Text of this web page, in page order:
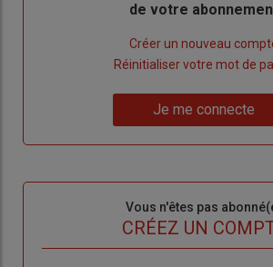
de votre
Créer un nouveau
de
Réinitialiser votre mot de
me
Je me connecte
Vous n'êtes pas
CRÉEZ UN